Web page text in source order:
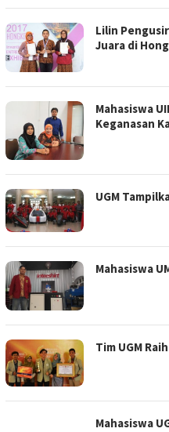
Lilin
Juara di
Mahasiswa
Keganasan
UGM
Mahasiswa
Tim UGM
Mahasiswa